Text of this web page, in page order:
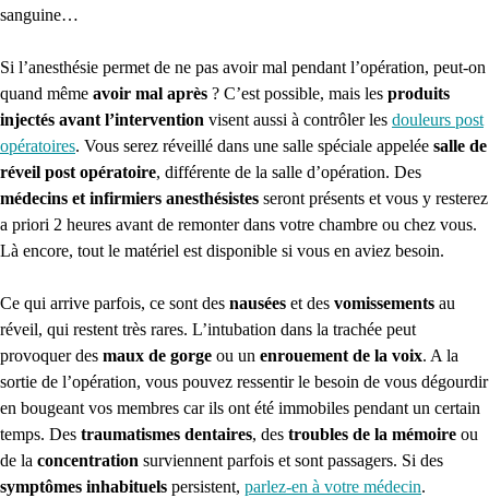
sanguine…
Si l’anesthésie permet de ne pas avoir mal pendant l’opération, peut-on
quand même avoir mal après ? C’est possible, mais les produits
injectés avant l’intervention visent aussi à contrôler les douleurs post
opératoires. Vous serez réveillé dans une salle spéciale appelée salle de
réveil post opératoire, différente de la salle d’opération. Des
médecins et infirmiers anesthésistes seront présents et vous y resterez
a priori 2 heures avant de remonter dans votre chambre ou chez vous.
Là encore, tout le matériel est disponible si vous en aviez besoin.
Ce qui arrive parfois, ce sont des nausées et des vomissements au
réveil, qui restent très rares. L’intubation dans la trachée peut
provoquer des maux de gorge ou un enrouement de la voix. A la
sortie de l’opération, vous pouvez ressentir le besoin de vous dégourdir
en bougeant vos membres car ils ont été immobiles pendant un certain
temps. Des traumatismes dentaires, des troubles de la mémoire ou
de la concentration surviennent parfois et sont passagers. Si des
symptômes inhabituels persistent, parlez-en à votre médecin.